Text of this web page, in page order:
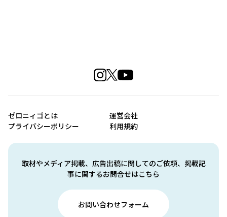
取材やメディア掲載、広告出稿に関してのご依頼、掲載記
事に関するお問合せはこちら
お問い合わせフォーム
ゼロニィゴとは
運営会社
プライバシーポリシー
利用規約